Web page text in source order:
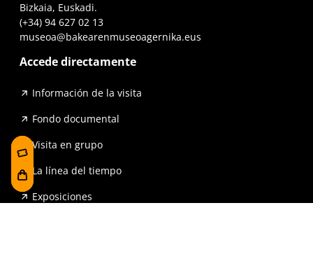
Bizkaia, Euskadi.
(+34) 94 627 02 13
museoa@bakearenmuseoagernika.eus
Accede directamente
Información de la visita
Fondo documental
Visita en grupo
La línea del tiempo
Exposiciones